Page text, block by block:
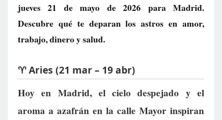
jueves 21 de mayo de 2026 para Madrid.
Descubre qué te deparan los astros en amor,
trabajo, dinero y salud.
♈ Aries (21 mar – 19 abr)
Hoy en Madrid, el cielo despejado y el
aroma a azafrán en la calle Mayor inspiran